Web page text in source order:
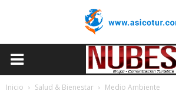
Inicio Salud & Bienestar Medio Ambiente